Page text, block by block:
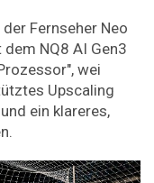
Fernseher Neo
dem NQ8 AI Gen3
wei
Upscaling
ein klareres,